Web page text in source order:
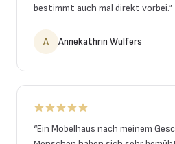
bestimmt auch mal direkt vorbei.”
A Annekathrin Wulfers
“Ein Möbelhaus nach meinem